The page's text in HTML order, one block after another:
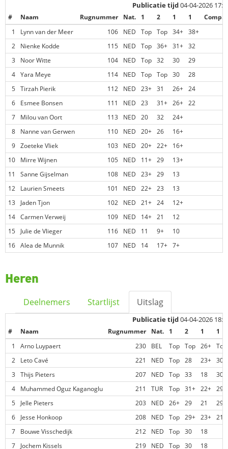
Publicatie tijd04-04-2026
# Naam Rugnummer Nat. 1 2 1 1
Comp.
1
Lynn van der Meer 106 NED Top Top 34+ 38+
2
Nienke Kodde 115 NED Top 36+ 31+ 32
3
Noor Witte 104 NED Top 32 30
29
4 Yara Meye 114 NED Top Top 30
28
5 Tirzah Pierik 112 NED 23+ 31 26+ 24
6
Esmee Bonsen 111 NED 23 31+ 26+ 22
7
Milou van Oort 113 NED 20 32
24+
8
Nanne van Gerwen 110 NED 20+ 26
16+
9 Zoeteke Vliek 103 NED 20+ 22+
16+
10
Mirre Wijnen 105 NED 11+ 29
13+
11
Sanne Gijselman 108 NED 23+ 29
13
12
Laurien Smeets 101 NED 22+ 23
13
13
Jaden Tjon 102 NED 21+ 24
12+
14 Carmen Verweij 109 NED 14+ 21
12
15
Julie de Vlieger 116 NED 11 9+
10
16 Alea de Munnik 107 NED 14 17+ 7+
Heren
Deelnemers Startlijst Uitslag
Publicatie tijd04-04-2026
# Naam Rugnummer Nat. 1 2 1
1
1
Arno Luypaert 230 BEL Top Top 26+ Top
2
Leto Cavé 221 NED Top 28 23+ 30+
3
Thijs Pieters 207 NED Top 33 18
30+
4
Muhammed Oguz Kaganoglu 211 TUR Top 31+ 22+ 29+
5
Jelle Pieters 203 NED 26+ 29 21
29+
6
Jesse Honkoop 208 NED Top 29+ 23+ 21+
7
Bouwe Visschedijk 212 NED Top 30
18
7
Jochem Kissels 219 NED Top 30 18